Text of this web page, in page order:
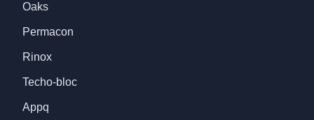
Oaks
Permacon
Rinox
Techo-bloc
Appq